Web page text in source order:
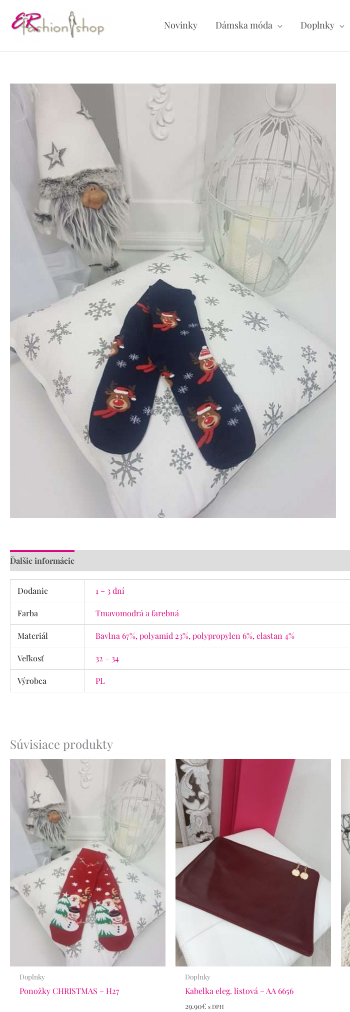
obsah
Novinky Dámska móda Doplnky
Ďalšie informácie
Dodanie 1 – 3 dní
Farba Tmavomodrá a farebná
Materiál Bavlna 67%, polyamid 23%, polypropylen 6%, elastan 4%
Veľkosť 32 – 34
Výrobca PL
Súvisiace produkty
Doplnky
Ponožky CHRISTMAS – H27
Doplnky
Kabelka eleg. listová – AA 6656
29.90€ s DPH